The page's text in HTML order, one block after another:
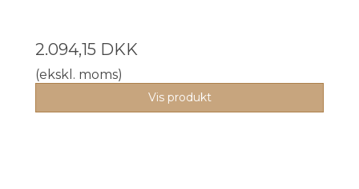
2.094,15 DKK
(ekskl. moms)
Vis produkt